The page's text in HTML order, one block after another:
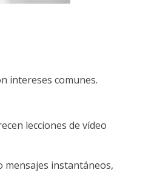
intereses comunes.
lecciones de vídeo
mensajes instantáneos,